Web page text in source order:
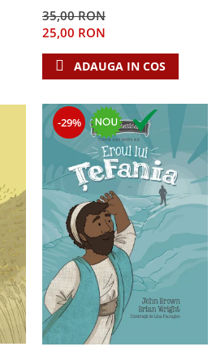
35,00 RON
25,00 RON
ADAUGA IN COS
-29%